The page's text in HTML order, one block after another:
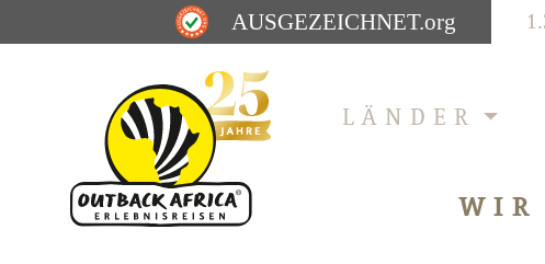
AUSGEZEICHNET.org
LÄNDER
WIR